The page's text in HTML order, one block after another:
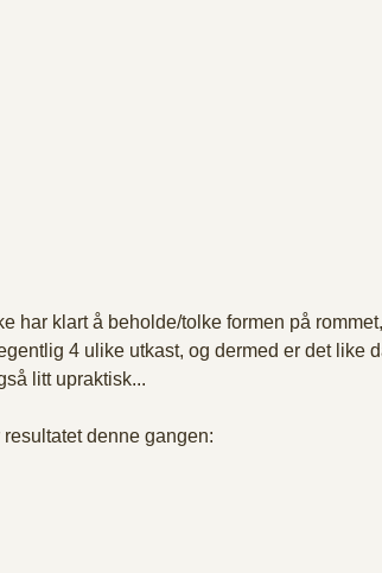
har klart å beholde/tolke formen på
4 ulike utkast, og dermed er det like
litt upraktisk...
denne gangen: